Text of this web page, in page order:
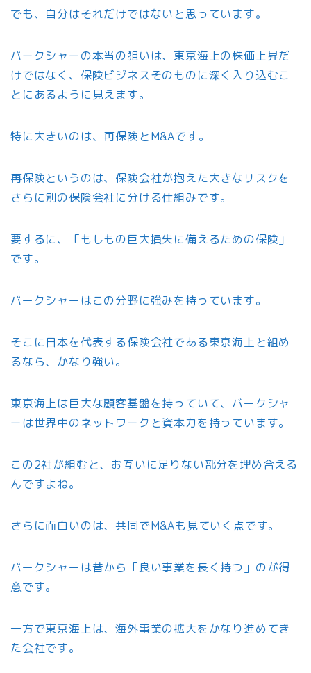
でも、自分はそれだけではないと思っています。
バークシャーの本当の狙いは、東京海上の株価上昇だ
けではなく、保険ビジネスそのものに深く入り込むこ
とにあるように見えます。
特に大きいのは、再保険とM&Aです。
再保険というのは、保険会社が抱えた大きなリスクを
さらに別の保険会社に分ける仕組みです。
要するに、「もしもの巨大損失に備えるための保険」
です。
バークシャーはこの分野に強みを持っています。
そこに日本を代表する保険会社である東京海上と組め
るなら、かなり強い。
東京海上は巨大な顧客基盤を持っていて、バークシャ
ーは世界中のネットワークと資本力を持っています。
この2社が組むと、お互いに足りない部分を埋め合える
んですよね。
さらに面白いのは、共同でM&Aも見ていく点です。
バークシャーは昔から「良い事業を長く持つ」のが得
意です。
一方で東京海上は、海外事業の拡大をかなり進めてき
た会社です。